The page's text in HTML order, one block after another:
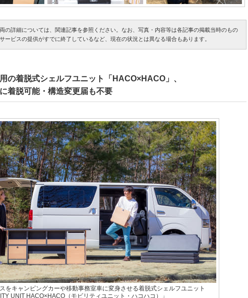
の詳細については、関連記事を参照ください。なお、写真・内容等は各記事の掲載当時のもの
ービスの提供がすでに終了しているなど、現在の状況とは異なる場合もあります。
の着脱式シェルフユニット「HACO×HACO」、
着脱可能・構造変更届も不要
をキャンピングカーや移動事務室車に変身させる着脱式シェルフユニット
UNIT HACO×HACO（モビリティユニット・ハコハコ）」